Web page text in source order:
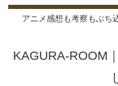
アニメ感想も考察もぶち
KAGURA-ROOM